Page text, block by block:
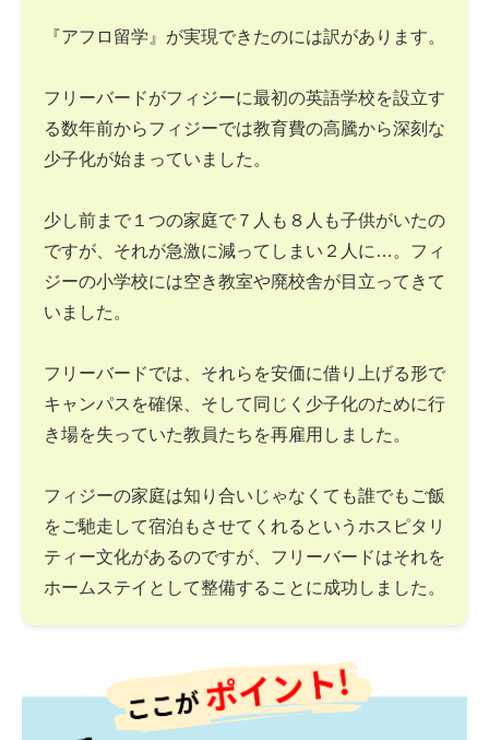
『アフロ留学』が実現できたのには訳があります。
フリーバードがフィジーに最初の英語学校を設立す
る数年前からフィジーでは教育費の高騰から深刻な
少子化が始まっていました。
少し前まで１つの家庭で７人も８人も子供がいたの
ですが、それが急激に減ってしまい２人に…。フィ
ジーの小学校には空き教室や廃校舎が目立ってきて
いました。
フリーバードでは、それらを安価に借り上げる形で
キャンパスを確保、そして同じく少子化のために行
き場を失っていた教員たちを再雇用しました。
フィジーの家庭は知り合いじゃなくても誰でもご飯
をご馳走して宿泊もさせてくれるというホスピタリ
ティー文化があるのですが、フリーバードはそれを
ホームステイとして整備することに成功しました。